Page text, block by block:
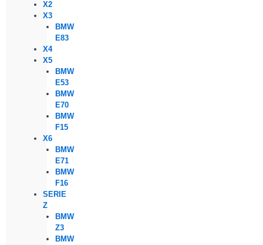
X2
X3
BMW
E83
X4
X5
BMW
E53
BMW
E70
BMW
F15
X6
BMW
E71
BMW
F16
SERIE
Z
BMW
Z3
BMW